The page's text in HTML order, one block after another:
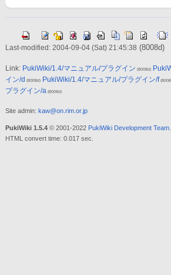
Last-modified: 2004-09-04 (Sat) 21:45:38 (8008d)
Link: PukiWiki/1.4/マニュアル/プラグイン (8008d)
イン/d (8008d) PukiWiki/1.4/マニュアル/プラグイン/f
プラグイン/a(8008d)
Site admin: kaw@on.rim.or.jp
PukiWiki 1.5.4© 2001-2022 PukiWiki Development Team
HTML convert time: 0.017 sec.